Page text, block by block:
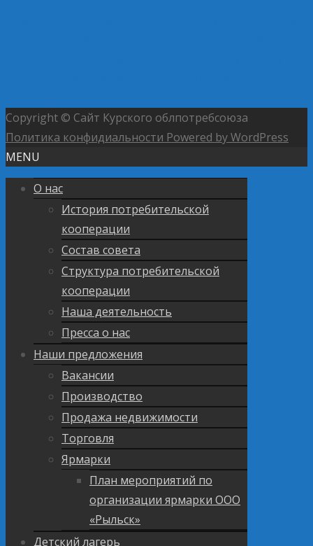
Copyright © Сайт Курского облпотребсоюза
Политика конфидиальности Powered by WordPress
MENU
О нас
История потребительской
кооперации
Состав совета
Структура потребительской
кооперации
Наша деятельность
Пресса о нас
Наши предложения
Вакансии
Производство
Продажа недвижимости
Торговля
Ярмарки
План мероприятий по
организации ярмарки ООО
«Рыльск»
Детский лагерь